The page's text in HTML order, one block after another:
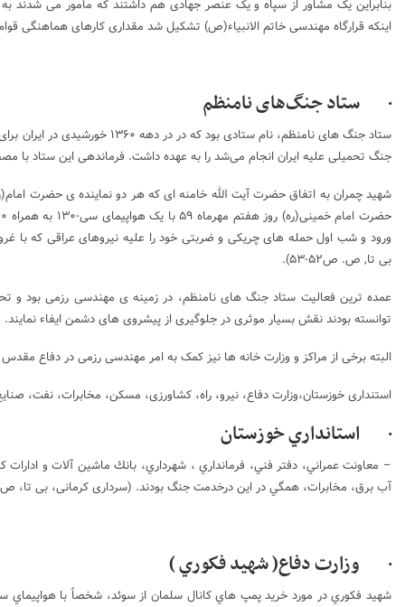
بنابراین یک مشاور از سپاه و یک عنصر جهادی هم داشتند که مأمور می
اینکه قرارگاه مهندسی خاتم الانبیاء(ص) تشکیل شد مقداری کارهای هماهنگی
· ستاد جنگ‌های نامنظم
ستاد جنگ های نامنظم، نام ستادی بود که در در دهه ۱۳۶۰ خورشیدی در ایران
جنگ تحمیلی علیه ایران انجام می‌شد را به عهده داشت. فرماندهی این ستاد با
شهید چمران به اتفاق حضرت آیت الله خامنه ای که هر دو نماینده ی حضرت
بی تا, ص. ص۵۲-۵۳).
عمده ترین فعالیت ستاد جنگ های نامنظم، در زمینه ی مهندسی رزمی بود و
توانسته بودند نقش بسیار موثری در جلوگیری از پیشروی های دشمن ایفاء نمایند.
البته برخی از مراکز و وزارت خانه ها نیز کمک به امر مهندسی رزمی در دفاع مقدس
استنداری خوزستان،وزارت دفاع، نیرو، راه، کشاورزی، مسکن، مخابرات، نفت،
· استانداري خوزستان
– معاونت عمراني، دفتر فني، فرمانداري ، شهرداري، بانك ماشين آلات و
آب برق، مخابرات، همگي در اين درخدمت جنگ بودند. (سرداری کرمانی، بی تا، ص
· وزارت دفاع( شهيد فكوري )